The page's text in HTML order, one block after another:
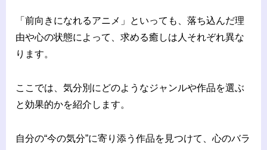
「前向きになれるアニメ」といっても、落ち込んだ理
由や心の状態によって、求める癒しは人それぞれ異な
ります。
ここでは、気分別にどのようなジャンルや作品を選ぶ
と効果的かを紹介します。
自分の“今の気分”に寄り添う作品を見つけて、心のバラ